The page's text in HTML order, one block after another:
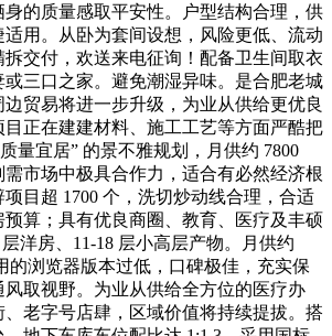
的质量感取平安性。户型结构合理，供
用。从卧为套间设想，风险更低、流动
交付，欢送来电征询！配备卫生间取衣
三口之家。避免潮湿异味。是合肥老城
贸易将进一步升级，为业从供给更优良
正在建建材料、施工工艺等方面严酷把
量宜居” 的景不雅规划，月供约 7800
市场中极具合作力，适合有必然经济根
目超 1700 个，洗切炒动线合理，合适
算；具有优良商圈、教育、医疗及丰硕
洋房、11-18 层小高层产物。月供约
的浏览器版本过低，口碑极佳，充实保
取视野。为业从供给全方位的医疗办
老字号店肆，区域价值将持续提拔。搭